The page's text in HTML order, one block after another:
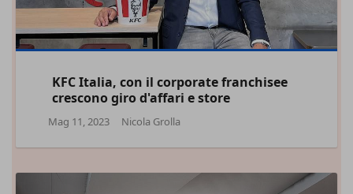
KFC Italia, con il corporate franchisee
crescono giro d'affari e store
Mag 11, 2023 Nicola Grolla